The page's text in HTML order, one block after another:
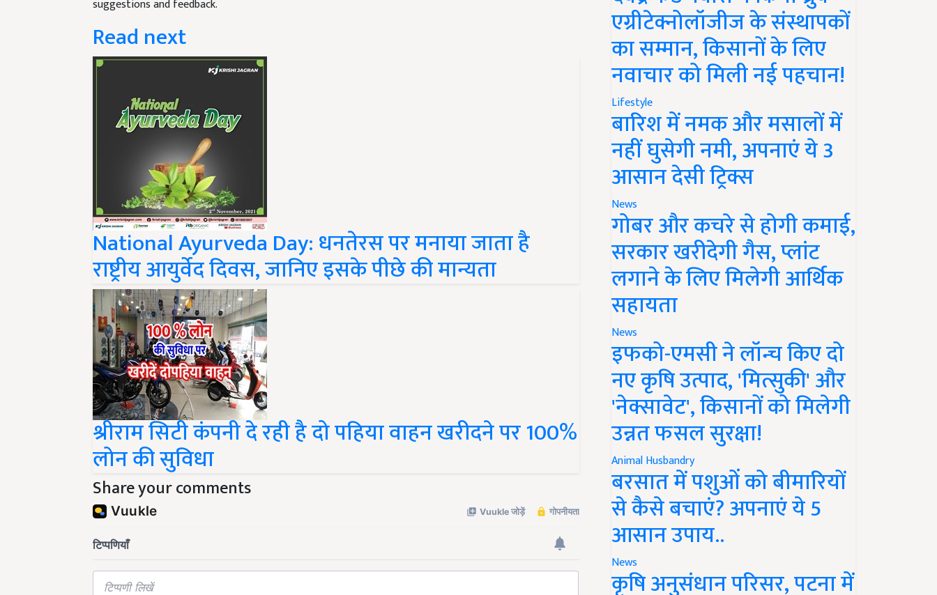
suggestions and feedback.
Read next
National Ayurveda Day: धनतेरस पर मनाया जाता है
राष्ट्रीय आयुर्वेद दिवस, जानिए इसके पीछे की मान्यता
श्रीराम सिटी कंपनी दे रही है दो पहिया वाहन खरीदने पर 100%
लोन की सुविधा
Share your comments
एग्रीटेक्नोलॉजीज के संस्थापकों
का सम्मान, किसानों के लिए
नवाचार को मिली नई पहचान!
Lifestyle
बारिश में नमक और मसालों में
नहीं घुसेगी नमी, अपनाएं ये 3
आसान देसी ट्रिक्स
News
गोबर और कचरे से होगी कमाई,
सरकार खरीदेगी गैस, प्लांट
लगाने के लिए मिलेगी आर्थिक
सहायता
News
इफको-एमसी ने लॉन्च किए दो
नए कृषि उत्पाद, 'मित्सुकी' और
'नेक्सावेट', किसानों को मिलेगी
उन्नत फसल सुरक्षा!
Animal Husbandry
बरसात में पशुओं को बीमारियों
से कैसे बचाएं? अपनाएं ये 5
आसान उपाय..
News
कृषि अनुसंधान परिसर, पटना में